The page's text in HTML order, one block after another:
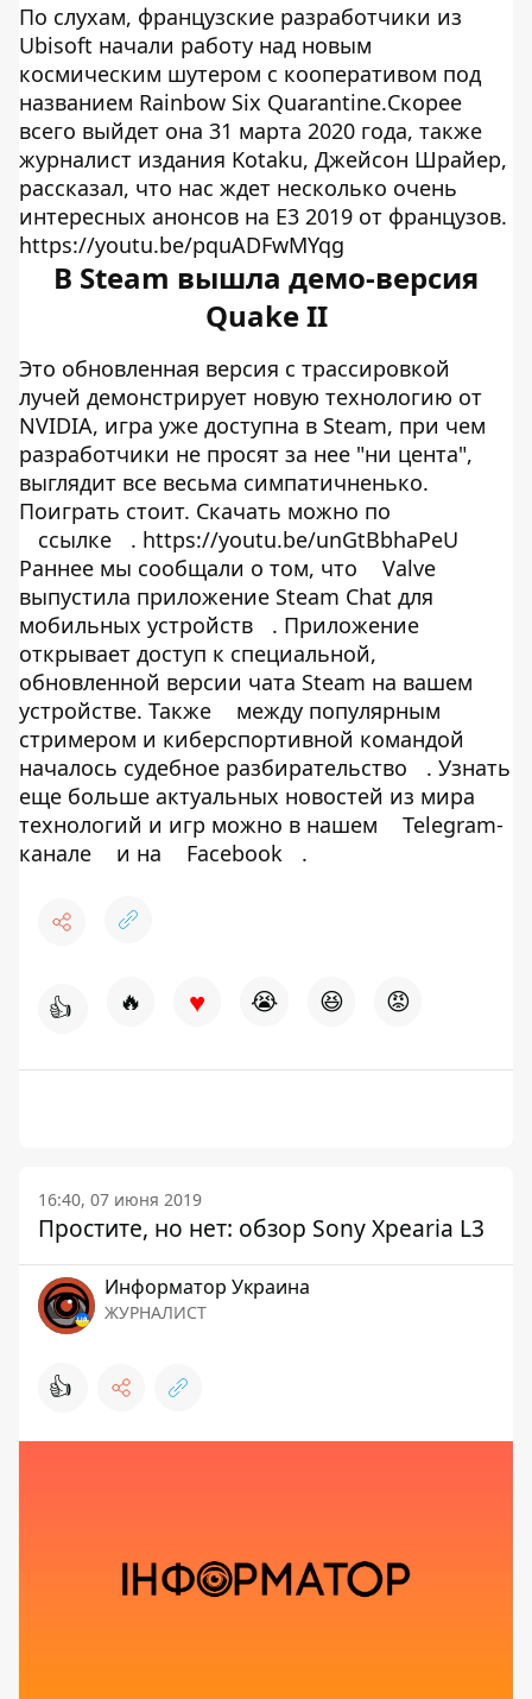
По слухам, французские разработчики из
Ubisoft начали работу над новым
космическим шутером с кооперативом под
названием Rainbow Six Quarantine.Скорее
всего выйдет она 31 марта 2020 года, также
журналист издания Kotaku, Джейсон Шрайер,
рассказал, что нас ждет несколько очень
интересных анонсов на Е3 2019 от французов.
https://youtu.be/pquADFwMYqg
В Steam вышла демо-версия
Quake II
Это обновленная версия с трассировкой
лучей демонстрирует новую технологию от
NVIDIA, игра уже доступна в Steam, при чем
разработчики не просят за нее "ни цента",
выглядит все весьма симпатичненько.
Поиграть стоит. Скачать можно по
ссылке
. https://youtu.be/unGtBbhaPeU
Раннее мы сообщали о том, что
Valve
выпустила приложение Steam Chat для
мобильных устройств
. Приложение
открывает доступ к специальной,
обновленной версии чата Steam на вашем
устройстве. Также
между популярным
стримером и киберспортивной командой
началось судебное разбирательство
. Узнать
еще больше актуальных новостей из мира
технологий и игр можно в нашем
Telegram-
канале
и на Facebook .
👍 🔥 ♥ 😭 😆 😡
16:40, 07 июня 2019
Простите, но нет: обзор Sony Xpearia L3
Информатор Украина
ЖУРНАЛИСТ
👍